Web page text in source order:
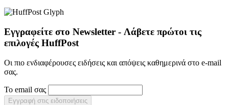
Εγγραφείτε στο Newsletter - Λάβετε πρώτοι τις
επιλογές HuffPost
Οι πιο ενδιαφέρουσες ειδήσεις και απόψεις καθημερινά στο e-mail
σας.
Το email σας
Εγγραφή στις ειδοποιήσεις